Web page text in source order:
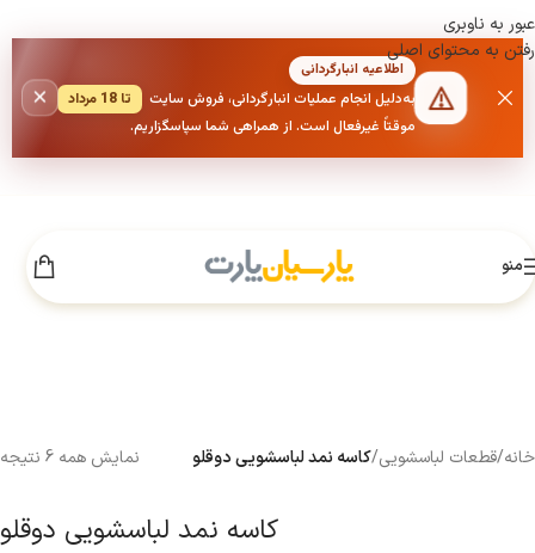
عبور به ناوبری
رفتن به محتوای اصلی
اطلاعیه انبارگردانی
به‌دلیل انجام عملیات انبارگردانی، فروش سایت
تا 18 مرداد
موقتاً غیرفعال است. از همراهی شما سپاسگزاریم.
×
منو
خانه/قطعات لباسشویی/کاسه نمد لباسشویی دوقلو نمایش همه 6 نتیجه
کاسه نمد لباسشویی دوقلو